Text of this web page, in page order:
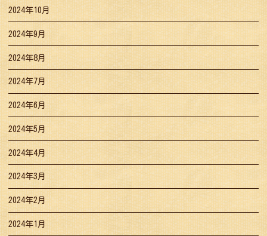
2024年10月
2024年9月
2024年8月
2024年7月
2024年6月
2024年5月
2024年4月
2024年3月
2024年2月
2024年1月